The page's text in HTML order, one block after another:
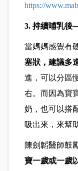
https://
3. 持續哺乳後
當媽媽感覺有
塞狀，建議多
進，可以分區
右。而因為寶
奶，也可以搭
吸出來，來幫
陳劍韜醫師鼓
寶一歲或一歲